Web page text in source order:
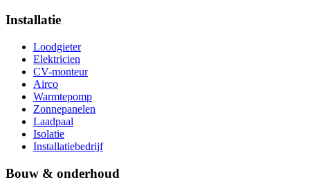
Installatie
Loodgieter
Elektricien
CV-monteur
Airco
Warmtepomp
Zonnepanelen
Laadpaal
Isolatie
Installatiebedrijf
Bouw & onderhoud